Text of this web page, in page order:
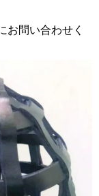
お問い合わせく